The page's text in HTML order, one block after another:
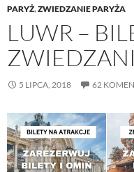
PARYŻ,ZWIEDZANIE PARYŻA
LUWR –
5 LIPCA, 2018 62